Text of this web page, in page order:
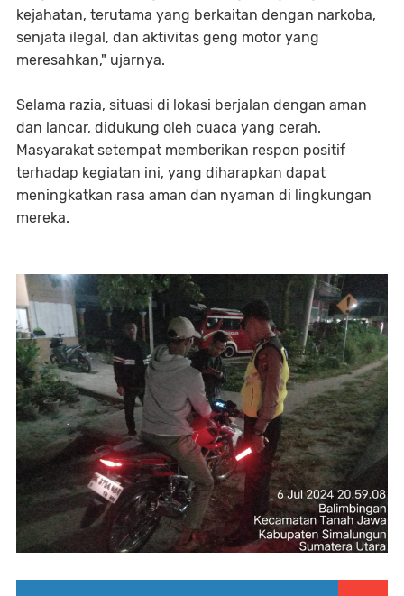
kejahatan, terutama yang berkaitan dengan narkoba,
senjata ilegal, dan aktivitas geng motor yang
meresahkan," ujarnya.
Selama razia, situasi di lokasi berjalan dengan aman
dan lancar, didukung oleh cuaca yang cerah.
Masyarakat setempat memberikan respon positif
terhadap kegiatan ini, yang diharapkan dapat
meningkatkan rasa aman dan nyaman di lingkungan
mereka.